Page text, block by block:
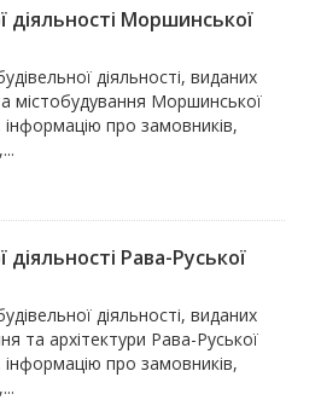
діяльності Моршинської
діяльності, виданих
містобудування Моршинської
про замовників,
діяльності Рава-Руської
діяльності, виданих
та архітектури Рава-Руської
про замовників,